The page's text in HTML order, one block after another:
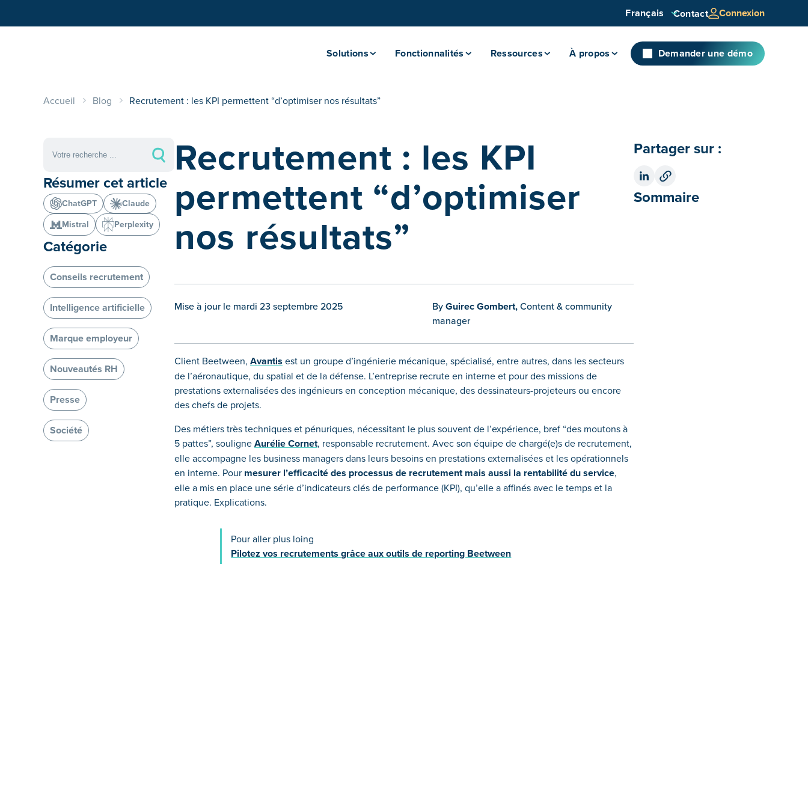
Français Contact Connexion
Solutions Fonctionnalités Ressources À propos Demander une démo
Accueil Blog Recrutement : les KPI permettent “d’optimiser nos résultats”
Résumer cet article
ChatGPT
Claude
Mistral
Perplexity
Catégorie
Conseils recrutement
Intelligence artificielle
Marque employeur
Nouveautés RH
Presse
Société
Recrutement : les KPI
permettent “d’optimiser
nos résultats”
Mise à jour le mardi 23 septembre 2025 ByGuirec Gombert,Content & community
manager
Client Beetween, Avantis est un groupe d’ingénierie mécanique, spécialisé, entre autres, dans les secteurs
de l’aéronautique, du spatial et de la défense. L’entreprise recrute en interne et pour des missions de
prestations externalisées des ingénieurs en conception mécanique, des dessinateurs-projeteurs ou encore
des chefs de projets.
Des métiers très techniques et pénuriques, nécessitant le plus souvent de l’expérience, bref “des moutons à
5 pattes”, souligneAurélie Cornet, responsable recrutement. Avec son équipe de chargé(e)s de recrutement,
elle accompagne les business managers dans leurs besoins en prestations externalisées et les opérationnels
en interne. Pour mesurer l’efficacité des processus de recrutement mais aussi la rentabilité du service,
elle a mis en place une série d’indicateurs clés de performance (KPI), qu’elle a affinés avec le temps et la
pratique. Explications.
Pour aller plus loing
Pilotez vos recrutements grâce aux outils de reporting Beetween
Partager sur :
Sommaire